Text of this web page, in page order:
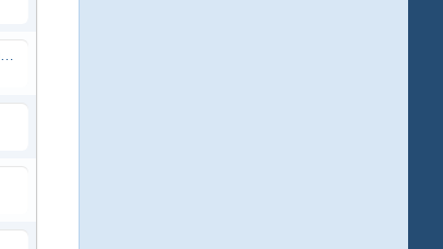
Brushless Buggy Cup am 10.04.2013 auf der Intermodellbau in Dortmund